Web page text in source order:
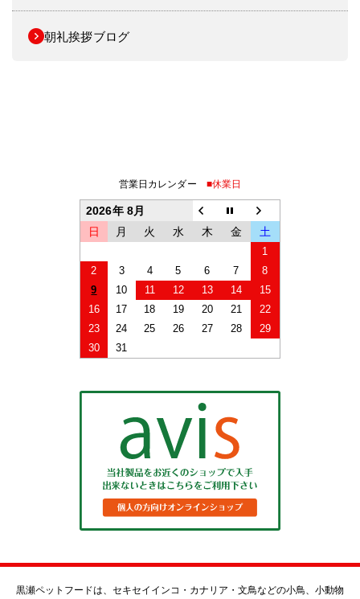
朝礼挨拶ブログ
営業日カレンダー ■休業日
2026年 8月
日
月 火 水 木 金 土
1
2
3 4 5 6 7
8
9
10 11 12 13 14
15
16
17 18 19 20 21
22
23
24 25 26 27 28
29
30
31
黒瀬ペットフードは、セキセイインコ・カナリア・文鳥などの小鳥、小動物